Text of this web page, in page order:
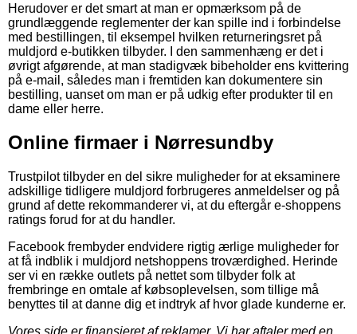
Herudover er det smart at man er opmærksom på de
grundlæggende reglementer der kan spille ind i forbindelse
med bestillingen, til eksempel hvilken returneringsret på
muldjord e-butikken tilbyder. I den sammenhæng er det i
øvrigt afgørende, at man stadigvæk bibeholder ens kvittering
på e-mail, således man i fremtiden kan dokumentere sin
bestilling, uanset om man er på udkig efter produkter til en
dame eller herre.
Online firmaer i Nørresundby
Trustpilot tilbyder en del sikre muligheder for at eksaminere
adskillige tidligere muldjord forbrugeres anmeldelser og på
grund af dette rekommanderer vi, at du eftergår e-shoppens
ratings forud for at du handler.
Facebook frembyder endvidere rigtig ærlige muligheder for
at få indblik i muldjord netshoppens troværdighed. Herinde
ser vi en række outlets på nettet som tilbyder folk at
frembringe en omtale af købsoplevelsen, som tillige må
benyttes til at danne dig et indtryk af hvor glade kunderne er.